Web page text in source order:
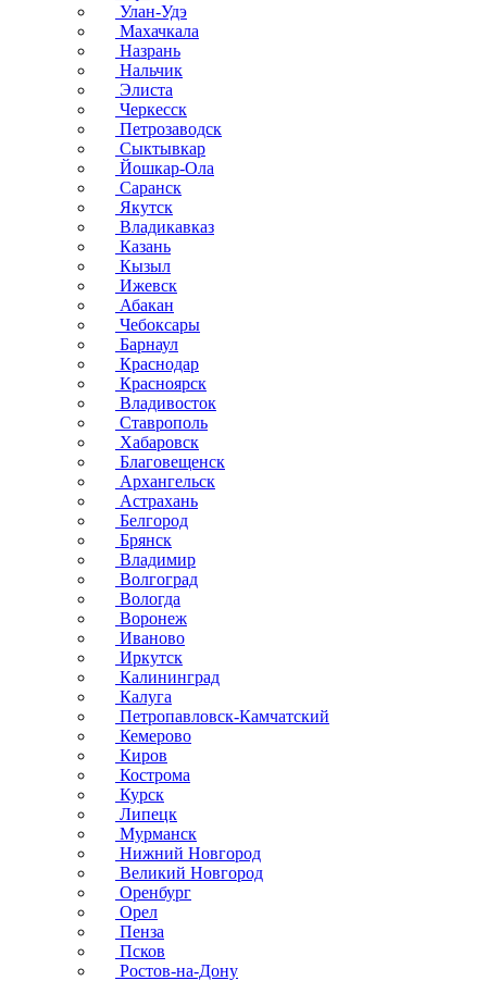
Улан-Удэ
Махачкала
Назрань
Нальчик
Элиста
Черкесск
Петрозаводск
Сыктывкар
Йошкар-Ола
Саранск
Якутск
Владикавказ
Казань
Кызыл
Ижевск
Абакан
Чебоксары
Барнаул
Краснодар
Красноярск
Владивосток
Ставрополь
Хабаровск
Благовещенск
Архангельск
Астрахань
Белгород
Брянск
Владимир
Волгоград
Вологда
Воронеж
Иваново
Иркутск
Калининград
Калуга
Петропавловск-Камчатский
Кемерово
Киров
Кострома
Курск
Липецк
Мурманск
Нижний Новгород
Великий Новгород
Оренбург
Орел
Пенза
Псков
Ростов-на-Дону